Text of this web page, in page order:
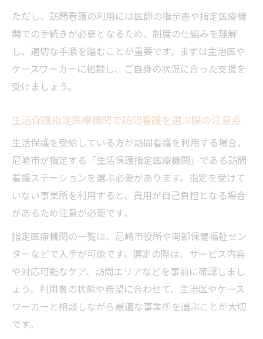
医療扶助による訪問看護費用の仕組みを解
尼崎市生活保護制度で受ける訪問看護の安
心感
尼崎市で受けられる生活保護の医療支援と訪問
看護
尼崎市生活保護課で医療支援を受ける方法
生活保護と訪問看護の支援内容を徹底解説
指定医療機関一覧と訪問看護の選び方のコ
ツ
医療券を活用した訪問看護利用の実際
訪問看護利用時の生活保護条件と手続き
訪問看護指示書の取得から契約までの流れとは
訪問看護指示書取得のための医師相談の進
め方
ただし、訪問看護の利用には医師の指示書や指定医療機
関での手続きが必要となるため、制度の仕組みを理解
し、適切な手順を踏むことが重要です。まずは主治医や
ケースワーカーに相談し、ご自身の状況に合った支援を
受けましょう。
生活保護指定医療機関で訪問看護を選ぶ際の注意点
生活保護を受給している方が訪問看護を利用する場合、
尼崎市が指定する「生活保護指定医療機関」である訪問
看護ステーションを選ぶ必要があります。指定を受けて
いない事業所を利用すると、費用が自己負担となる場合
があるため注意が必要です。
指定医療機関の一覧は、尼崎市役所や南部保健福祉セン
ターなどで入手が可能です。選定の際は、サービス内容
や対応可能なケア、訪問エリアなどを事前に確認しまし
ょう。利用者の状態や希望に合わせて、主治医やケース
ワーカーと相談しながら最適な事業所を選ぶことが大切
です。